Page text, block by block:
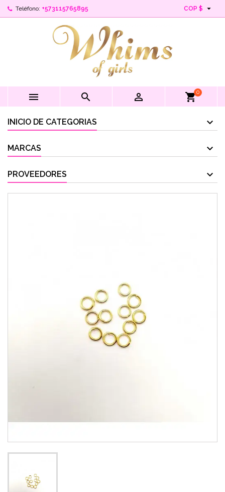
Teléfono: +573115765895 COP $ 
   shopping_cart0
INICIO DE CATEGORIAS
MARCAS
PROVEEDORES